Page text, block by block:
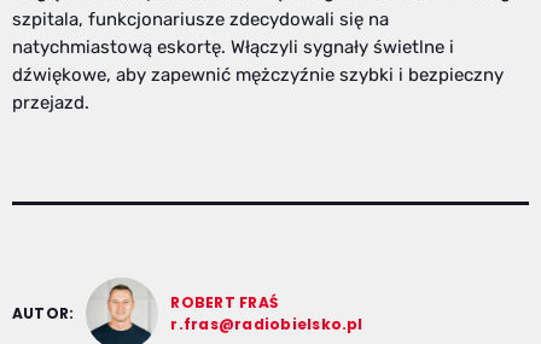
szpitala, funkcjonariusze zdecydowali się na
natychmiastową eskortę. Włączyli sygnały świetlne i
dźwiękowe, aby zapewnić mężczyźnie szybki i bezpieczny
przejazd.
AUTOR:
ROBERT FRAŚ
r.fras@radiobielsko.pl